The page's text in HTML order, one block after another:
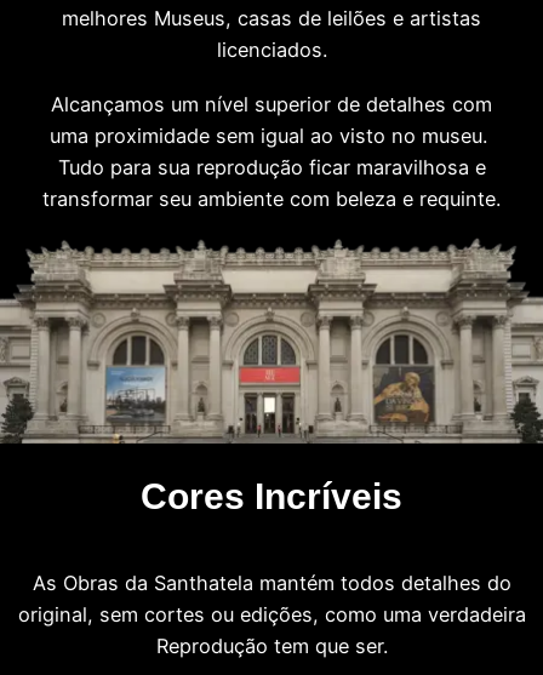
melhores Museus, casas de leilões e artistas
licenciados.
Alcançamos um nível superior de detalhes com
uma proximidade sem igual ao visto no museu.
Tudo para sua reprodução ficar maravilhosa e
transformar seu ambiente com beleza e requinte.
Cores Incríveis
As Obras da Santhatela mantém todos detalhes do
original, sem cortes ou edições, como uma verdadeira
Reprodução tem que ser.